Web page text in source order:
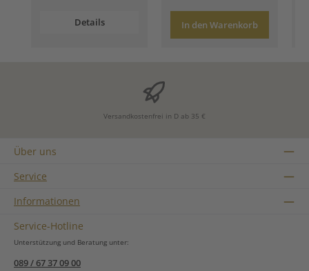
Details In den Warenkorb
Versandkostenfrei in D ab 35 €
Über uns
Service
Informationen
Service-Hotline
Unterstützung und Beratung unter:
089 / 67 37 09 00